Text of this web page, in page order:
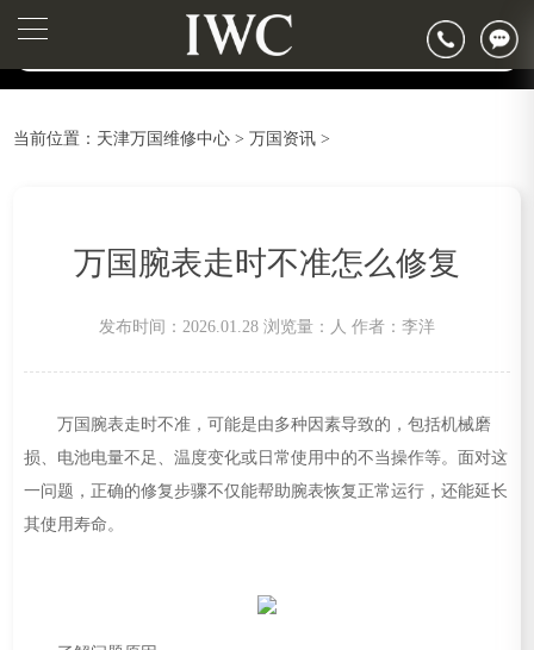
▲
▼
2026年6月万国天津市售后服务网络优化升级公告
2026年6月天津市万国官方售后客户服务热线：400-992-7093
2026年6月万国售后服务中心最新网点地址：
当前位置： 天津万国维修中心 >万国资讯 >
万国腕表走时不准怎么修复
发布时间：2026.01.28 浏览量： 人 作者：李洋
万国腕表走时不准，可能是由多种因素导致的，包括机械磨
损、电池电量不足、温度变化或日常使用中的不当操作等。面对这
一问题，正确的修复步骤不仅能帮助腕表恢复正常运行，还能延长
其使用寿命。